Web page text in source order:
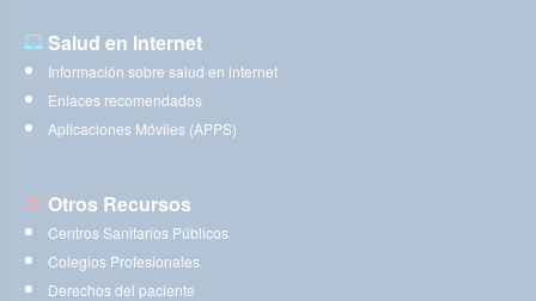
Salud en Internet
Información sobre salud en internet
Enlaces recomendados
Aplicaciones Móviles (APPS)
Otros Recursos
Centros Sanitarios Públicos
Colegios Profesionales
Derechos del paciente